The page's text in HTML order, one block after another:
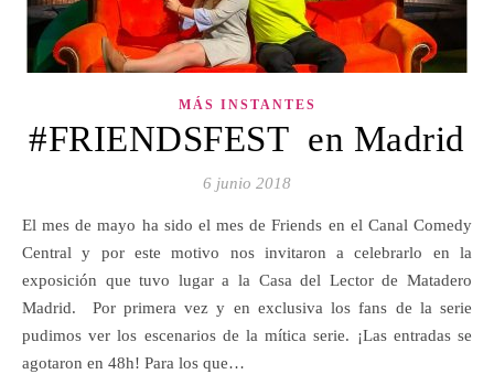
MÁS INSTANTES
#FRIENDSFEST en Madrid
6 junio 2018
El mes de mayo ha sido el mes de Friends en el Canal Comedy
Central y por este motivo nos invitaron a celebrarlo en la
exposición que tuvo lugar a la Casa del Lector de Matadero
Madrid. Por primera vez y en exclusiva los fans de la serie
pudimos ver los escenarios de la mítica serie. ¡Las entradas se
agotaron en 48h! Para los que…